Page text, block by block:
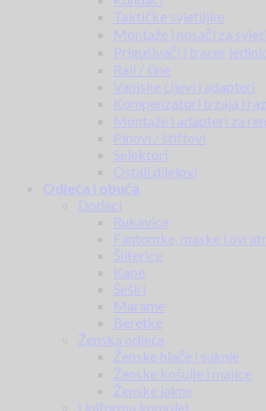
Taktičke svjetiljke
Montaže i nosači za
Prigušivači i tracer
Rail / šine
Vanjske cijevi i adapteri
Kompenzatori trzaja i
Montaže i adapteri za
Pinovi / štiftovi
Selektori
Ostali dijelovi
Odjeća i obuća
Dodaci
Rukavice
Fantomke, maske i
Šilterice
Kape
Šeširi
Marame
Beretke
Ženska odjeća
Ženske hlače i suknje
Ženske košulje i majice
Ženske jakne
Uniforma komplet